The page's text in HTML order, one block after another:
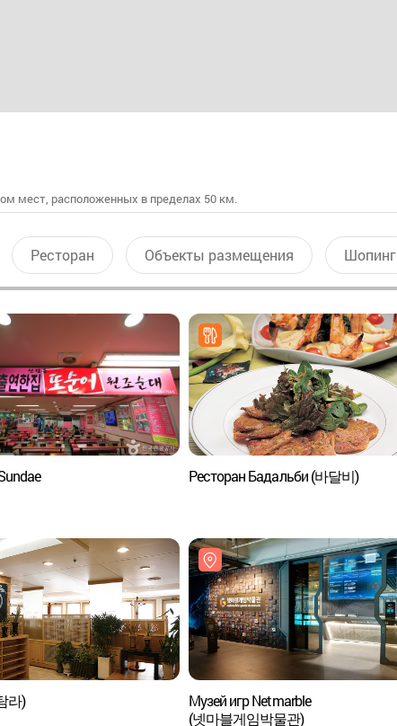
мест, расположенных в пределах 50 км.
Ресторан Объекты размещения Шопинг
Ресторан Бадальби (바달비)
라)
Музей игр Netmarble
(넷마블게임박물관)